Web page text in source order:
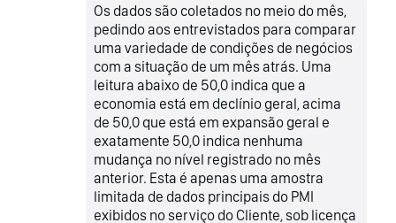
Os dados são coletados no meio do mês,
pedindo aos entrevistados para comparar
uma variedade de condições de negócios
com a situação de um mês atrás. Uma
leitura abaixo de 50,0 indica que a
economia está em declínio geral, acima
de 50,0 que está em expansão geral e
exatamente 50,0 indica nenhuma
mudança no nível registrado no mês
anterior. Esta é apenas uma amostra
limitada de dados principais do PMI
exibidos no serviço do Cliente, sob licença